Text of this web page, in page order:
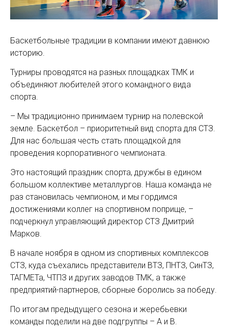
Баскетбольные традиции в компании имеют давнюю
историю.
Турниры проводятся на разных площадках ТМК и
объединяют любителей этого командного вида
спорта.
– Мы традиционно принимаем турнир на полевской
земле. Баскетбол – приоритетный вид спорта для СТЗ.
Для нас большая честь стать площадкой для
проведения корпоративного чемпионата.
Это настоящий праздник спорта, дружбы в едином
большом коллективе металлургов. Наша команда не
раз становилась чемпионом, и мы гордимся
достижениями коллег на спортивном поприще, –
подчеркнул управляющий директор СТЗ Дмитрий
Марков.
В начале ноября в одном из спортивных комплексов
СТЗ, куда съехались представители ВТЗ, ПНТЗ, СинТЗ,
ТАГМЕТа, ЧТПЗ и других заводов ТМК, а также
предприятий-партнеров, сборные боролись за победу.
По итогам предыдущего сезона и жеребьевки
команды поделили на две подгруппы – A и B.